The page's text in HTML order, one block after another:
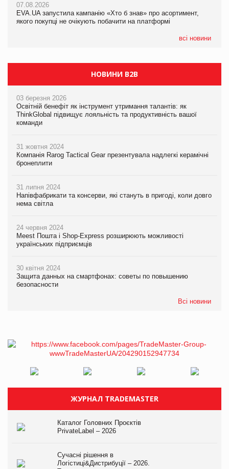
07.08.2026
EVA.UA запустила кампанію «Хто б знав» про асортимент,
якого покупці не очікують побачити на платформі
всі новини
07.08.2026
EVA.UA запустила кампанію «Хто б знав» про асортимент,
якого покупці не очікують побачити на платформі
НОВИНИ B2B
03 березня 2026
Освітній бенефіт як інструмент утримання талантів: як
ThinkGlobal підвищує лояльність та продуктивність вашої
команди
31 жовтня 2024
Компанія Rarog Tactical Gear презентувала надлегкі керамічні
бронеплити
31 липня 2024
Напівфабрикати та консерви, які стануть в пригоді, коли довго
нема світла
24 червня 2024
Meest Пошта і Shop-Express розширюють можливості
українських підприємців
30 квітня 2024
Защита данных на смартфонах: советы по повышению
безопасности
Всі новини
ЖУРНАЛ TRADEMASTER
Каталог Головних Проєктів
PrivateLabel – 2026
Сучасні рішення в
Логістиці&Дистрибуції – 2026.